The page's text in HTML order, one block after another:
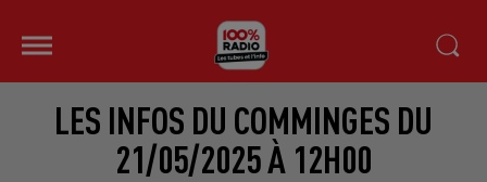
LES INFOS DU COMMINGES DU
21/05/2025 À 12H00